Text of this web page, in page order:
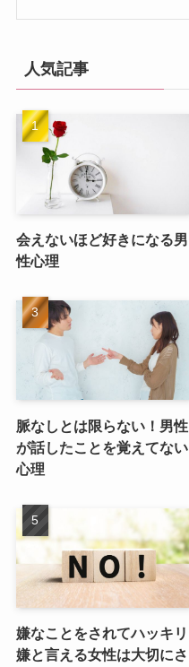
人気記事
会えないほど好きになる男
性心理
脈なしとは限らない！男性
が話したことを覚えてない
心理
嫌なことをされてハッキリ
嫌と言える女性は大切にさ